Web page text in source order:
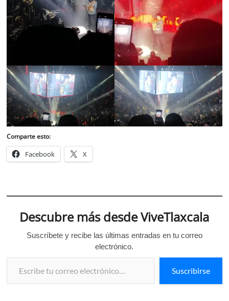
Comparte esto:
Facebook X
Descubre más desde ViveTlaxcala
Suscríbete y recibe las últimas entradas en tu correo
electrónico.
Escribe tu correo electrónico…
Suscribirse